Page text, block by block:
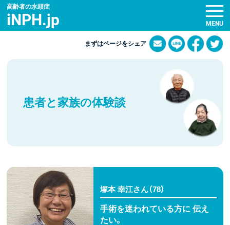
高齢者の水頭症
iNPH.jp
まずはページをシェア
患者と家族の体験談
塚本 幸江さん（78）
手術を迷われている方に 伝え
たい。